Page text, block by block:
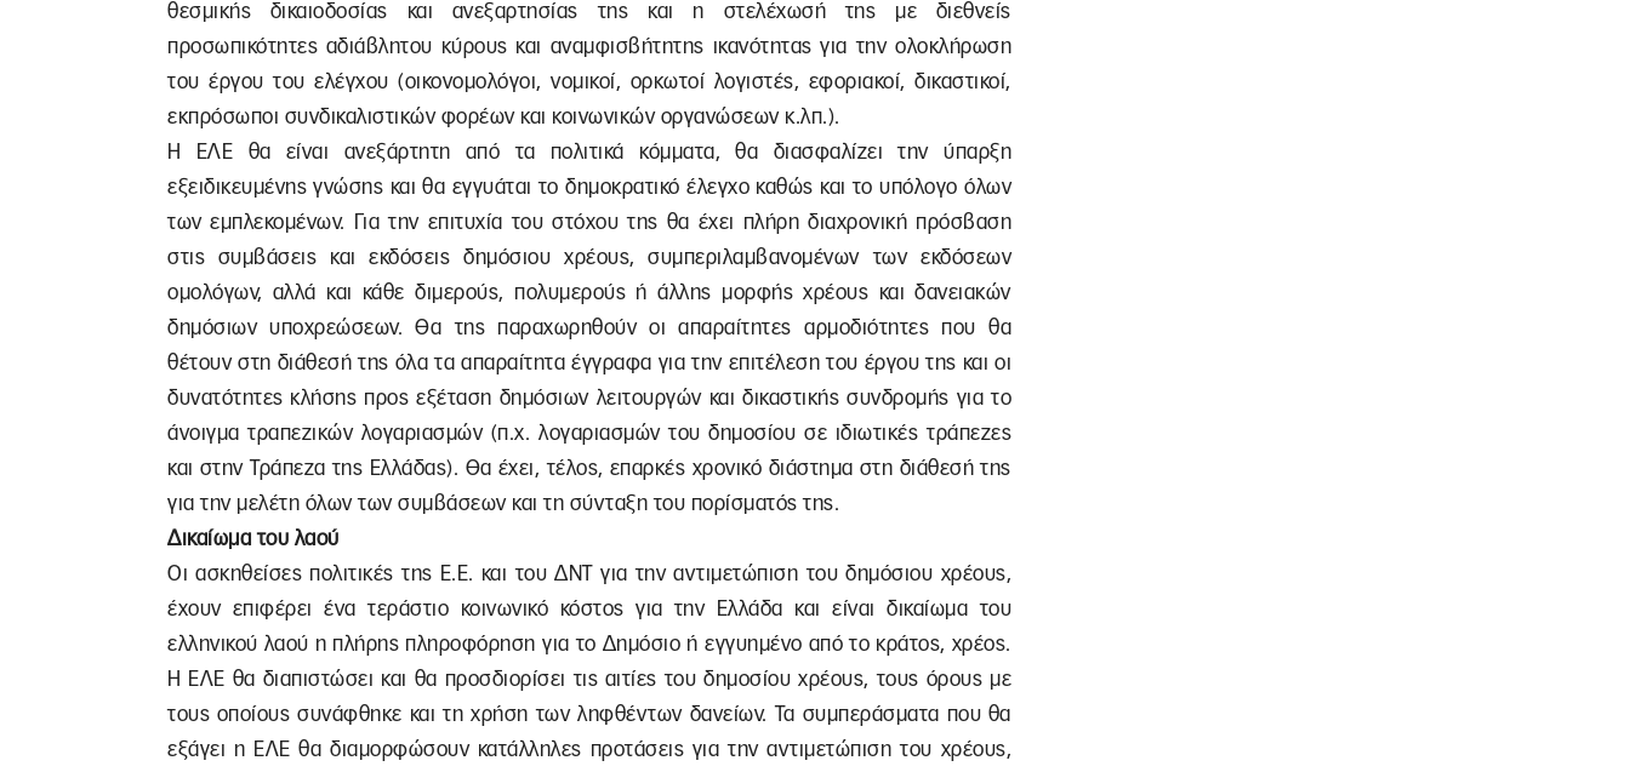
θεσμικής δικαιοδοσίας και ανεξαρτησίας της και η στελέχωσή της με διεθνείς
προσωπικότητες αδιάβλητου κύρους και αναμφισβήτητης ικανότητας για την ολοκλήρωση
του έργου του ελέγχου (οικονομολόγοι, νομικοί, ορκωτοί λογιστές, εφοριακοί, δικαστικοί,
εκπρόσωποι συνδικαλιστικών φορέων και κοινωνικών οργανώσεων κ.λπ.).
Η ΕΛΕ θα είναι ανεξάρτητη από τα πολιτικά κόμματα, θα διασφαλίζει την ύπαρξη
εξειδικευμένης γνώσης και θα εγγυάται το δημοκρατικό έλεγχο καθώς και το υπόλογο όλων
των εμπλεκομένων. Για την επιτυχία του στόχου της θα έχει πλήρη διαχρονική πρόσβαση
στις συμβάσεις και εκδόσεις δημόσιου χρέους, συμπεριλαμβανομένων των εκδόσεων
ομολόγων, αλλά και κάθε διμερούς, πολυμερούς ή άλλης μορφής χρέους και δανειακών
δημόσιων υποχρεώσεων. Θα της παραχωρηθούν οι απαραίτητες αρμοδιότητες που θα
θέτουν στη διάθεσή της όλα τα απαραίτητα έγγραφα για την επιτέλεση του έργου της και οι
δυνατότητες κλήσης προς εξέταση δημόσιων λειτουργών και δικαστικής συνδρομής για το
άνοιγμα τραπεζικών λογαριασμών (π.χ. λογαριασμών του δημοσίου σε ιδιωτικές τράπεζες
και στην Τράπεζα της Ελλάδας). Θα έχει, τέλος, επαρκές χρονικό διάστημα στη διάθεσή της
για την μελέτη όλων των συμβάσεων και τη σύνταξη του πορίσματός της.
Δικαίωμα του λαού
Οι ασκηθείσες πολιτικές της Ε.Ε. και του ΔΝΤ για την αντιμετώπιση του δημόσιου χρέους,
έχουν επιφέρει ένα τεράστιο κοινωνικό κόστος για την Ελλάδα και είναι δικαίωμα του
ελληνικού λαού η πλήρης πληροφόρηση για το Δημόσιο ή εγγυημένο από το κράτος, χρέος.
Η ΕΛΕ θα διαπιστώσει και θα προσδιορίσει τις αιτίες του δημοσίου χρέους, τους όρους με
τους οποίους συνάφθηκε και τη χρήση των ληφθέντων δανείων. Τα συμπεράσματα που θα
εξάγει η ΕΛΕ θα διαμορφώσουν κατάλληλες προτάσεις για την αντιμετώπιση του χρέους,